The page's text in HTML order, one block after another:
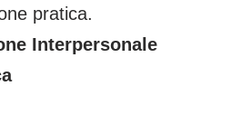
pratica.
Interpersonale